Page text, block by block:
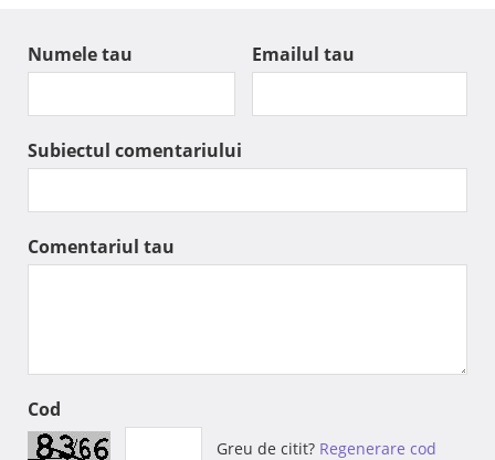
Numele tau Emailul tau
Subiectul comentariului
Comentariul tau
Cod
Greu de citit? Regenerare cod